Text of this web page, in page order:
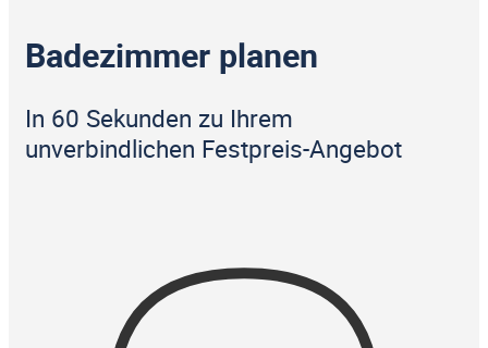
Badezimmer planen
In 60 Sekunden zu Ihrem
unverbindlichen Festpreis-Angebot